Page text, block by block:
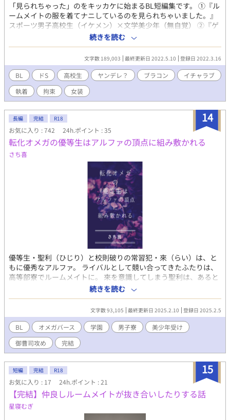
「見られちゃった」のをキッカケに始まるBL短編集です。 ①『ル
ームメイトの服を着てナニしているのを見られちゃいました。』
スポーツ男子高校生（イケメン）×文学美少年（無自覚） ②『ゲ
イバーにいるのを生徒に見られちゃいました。』 腹黒メガネ高校
生×高校教師 ③『兄の部屋で電マ使ってるの見られちゃいまし
た。』 大学生義兄×高校生義弟(アホな子) ④『幽霊が姿を見られ
ちゃいました。(ついでに身体も触られちゃいました。)』 男子大
学生×地縛霊 ⑤『ご主人様に専属執事を辞める、異動届けを見ら
れちゃいました。』 ご主人様×専属執事 ⑥『同級生に女装コスプ
レしてたのを見られちゃいました。』 同級生(ちょっとヤンキ
ー)×高校生(気弱) R18的な話には※をつけるようにしました。よ
ろしくお願いします。
続きを読む
文字数 189,003 最終更新日 2022.5.10 登録日 2022.3.16
BL ドS 高校生 ヤンデレ？ ブラコン
イチャラブ
執着
拘束 女装
14
長編 完結 R18
お気に入り : 742 24h.ポイント : 35
転化オメガの優等生はアルファの頂点に組み敷かれる
さち喜
優等生・聖利（ひじり）と校則破りの常習犯・來（らい）は、と
もに優秀なアルファ。 ライバルとして競い合ってきたふたりは、
高等部寮でルームメイトに。 來を意識してしまう聖利は、あると
き自分の身体に妙な変化を感じる。 すると、來が獣のように押し
倒してきて……。 「その顔、煽ってんだろ？ 俺を」 アルファか
らオメガに転化してしまった聖利と、過保護に執着する來の焦れ
恋物語。 ※性描写がありますので、苦手な方はご注意ください。
※2021年に他サイトで連載した作品です。ラストに番外編を加筆
予定です。 ☆登場人物☆ 楠見野聖利（くすみのひじり） 高校一
年、175センチ、黒髪の美少年アルファ。 中等部から学年トップ
の秀才。 來に好意があるが、叶わぬ気持ちだと諦めている。 ある
日、バース性が転化しアルファからオメガになってしまう。 海瀬
來（かいせらい） 高校一年、185センチ、端正な顔立ちのアルフ
ァ。 聖利のライバルで、身体能力は聖利より上。 海瀬グループの
御曹司。さらに成績優秀なため、多少素行が悪くても教師も生徒
も手出しできない。 聖利のオメガ転化を前にして自身を抑えきれ
続きを読む
文字数 93,105 最終更新日 2025.2.10 登録日 2025.2.5
BL オメガバース 学園 男子寮
美少年受け
御曹司攻め
完結
15
短編 完結 R18
お気に入り : 17 24h.ポイント : 21
【完結】仲良しルームメイトが抜き合いしたりする話
星寝むぎ